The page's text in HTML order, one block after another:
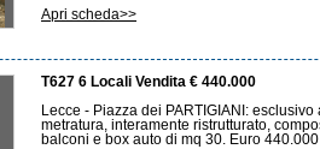
Apri scheda>>
T627 6 Locali Vendita € 440.000
Lecce - Piazza dei PARTIGIANI:
metratura, interamente ristrutturato,
balconi e box auto di mq 30. Euro